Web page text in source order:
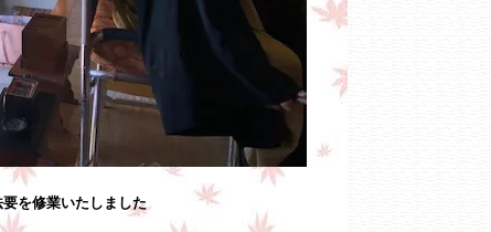
を修業いたしました